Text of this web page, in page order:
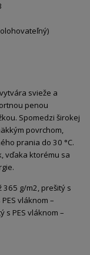
svieže a
penou
Spomedzi širokej
povrchom,
prania do 30 °C.
vďaka ktorému sa
365 g/m2, prešitý s
vláknom –
s PES vláknom –